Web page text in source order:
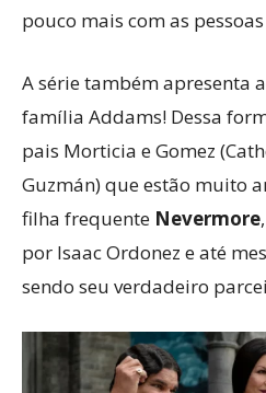
pouco mais com as
A série também apresenta
família Addams! Dessa
pais Morticia e Gomez
Guzmán) que estão muito
filha frequente Nevermore
por Isaac Ordonez e até
sendo seu verdadeiro